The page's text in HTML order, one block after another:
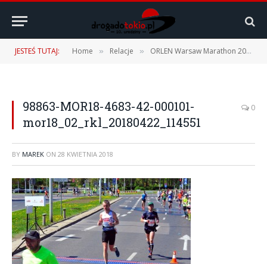
JESTEŚ TUTAJ: Home » Relacje » ORLEN Warsaw Marathon 2018 – 22.04.2018 r.
98863-MOR18-4683-42-000101-
mor18_02_rkl_20180422_114551
0
BY MAREK ON 28 KWIETNIA 2018